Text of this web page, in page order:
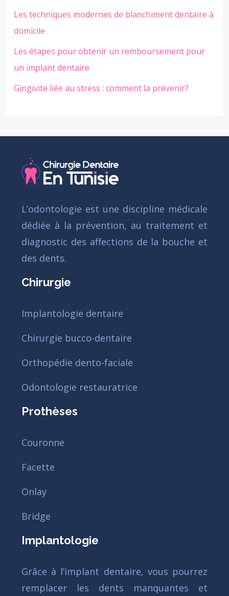
Les techniques modernes de blanchiment dentaire à
domicile
Les étapes pour obtenir un remboursement pour
un implant dentaire
Gingivite liée au stress : comment la prévenir?
L’odontologie est une discipline médicale
dédiée à la prévention, au traitement et
diagnostic des affections de la bouche et
des dents.
Chirurgie
Implantologie dentaire
Chirurgie bucco-dentaire
Orthopédie dento-faciale
Odontologie restauratrice
Prothèses
Couronne
Facette
Onlay
Bridge
Implantologie
Grâce à l’implant dentaire, vous pourrez
remplacer les dents manquantes et